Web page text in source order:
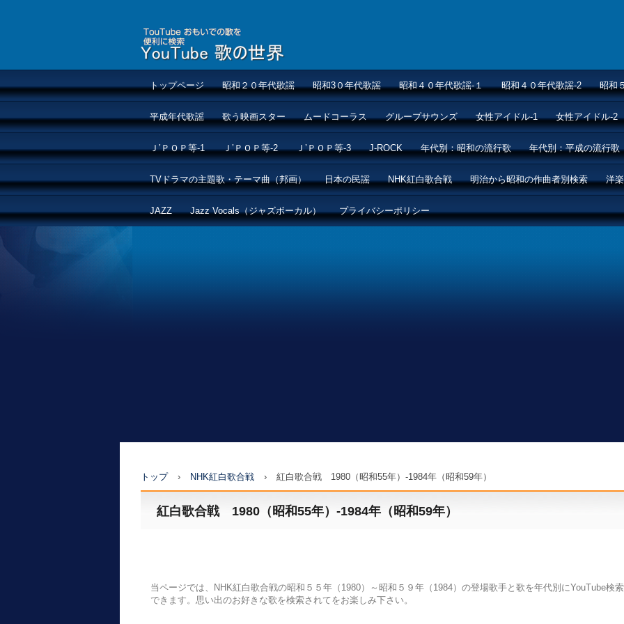
トップページ 昭和２０年代歌謡 昭和3０年代歌謡 昭和４０年代歌謡-１ 昭和４０年代歌謡-2 昭和
平成年代歌謡 歌う映画スター ムードコーラス グループサウンズ 女性アイドル-1 女性アイドル-2
Ｊ’ＰＯＰ等-1 Ｊ’ＰＯＰ等-2 Ｊ’ＰＯＰ等-3 J-ROCK 年代別：昭和の流行歌 年代別：平成の流行歌
TVドラマの主題歌・テーマ曲（邦画） 日本の民謡 NHK紅白歌合戦 明治から昭和の作曲者別検索 洋
JAZZ Jazz Vocals（ジャズボーカル） プライバシーポリシー
トップ › NHK紅白歌合戦 › 紅白歌合戦 1980（昭和55年）-1984年（昭和59年）
紅白歌合戦 1980（昭和55年）-1984年（昭和59年）
当ページでは、NHK紅白歌合戦の昭和５５年（1980）～昭和５９年（1984）の登場歌手と歌を年代別にYouTube検索
できます。思い出のお好きな歌を検索されてをお楽しみ下さい。